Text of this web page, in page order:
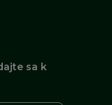
sa k